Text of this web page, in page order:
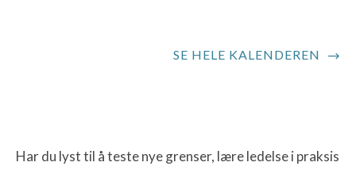
SE HELE KALENDEREN
Har du lyst til å teste nye grenser, lære ledelse i praksis